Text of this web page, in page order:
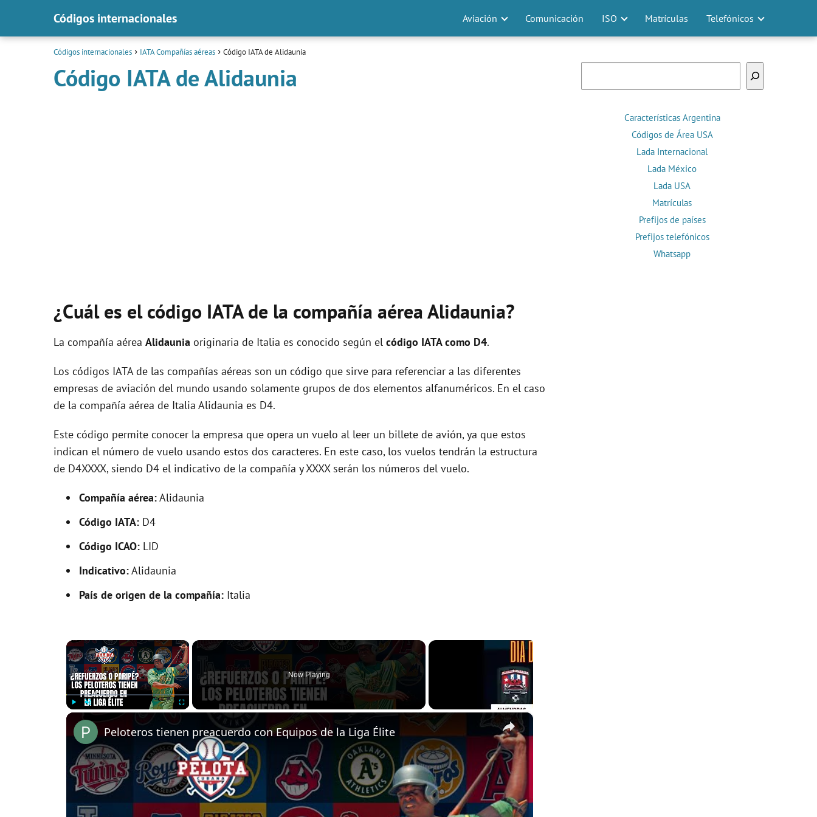
Códigos internacionales Aviación Comunicación ISO Matrículas Telefónicos
Códigos internacionales IATA Compañías aéreas Código IATA de Alidaunia
Código IATA de Alidaunia
¿Cuál es el código IATA de la compañía aérea Alidaunia?
La compañía aérea Alidaunia originaria de Italia es conocido según el código IATA como D4.
Los códigos IATA de las compañías aéreas son un código que sirve para referenciar a las diferentes
empresas de aviación del mundo usando solamente grupos de dos elementos alfanuméricos. En el caso
de la compañía aérea de Italia Alidaunia es D4.
Este código permite conocer la empresa que opera un vuelo al leer un billete de avión, ya que estos
indican el número de vuelo usando estos dos caracteres. En este caso, los vuelos tendrán la estructura
de D4XXXX, siendo D4 el indicativo de la compañía y XXXX serán los números del vuelo.
Compañía aérea:Alidaunia
Código IATA: D4
Código ICAO: LID
Indicativo:Alidaunia
País de origen de la compañía: Italia
×
Now Playing
×
Peloteros tienen preacuerdo con Equipos de la Liga Élite
Características Argentina
Códigos de Área USA
Lada Internacional
Lada México
Lada USA
Matrículas
Prefijos de países
Prefijos telefónicos
Whatsapp